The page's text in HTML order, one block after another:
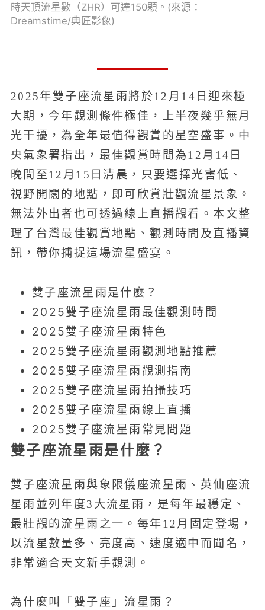
時天頂流星數（ZHR）可達150顆。(來源：
Dreamstime/典匠影像)
2025年雙子座流星雨將於12月14日迎來極
大期，今年觀測條件極佳，上半夜幾乎無月
光干擾，為全年最值得觀賞的星空盛事。中
央氣象署指出，最佳觀賞時間為12月14日
晚間至12月15日清晨，只要選擇光害低、
視野開闊的地點，即可欣賞壯觀流星景象。
無法外出者也可透過線上直播觀看。本文整
理了台灣最佳觀賞地點、觀測時間及直播資
訊，帶你捕捉這場流星盛宴。
雙子座流星雨是什麼？
2025雙子座流星雨最佳觀測時間
2025雙子座流星雨特色
2025雙子座流星雨觀測地點推薦
2025雙子座流星雨觀測指南
2025雙子座流星雨拍攝技巧
2025雙子座流星雨線上直播
2025雙子座流星雨常見問題
雙子座流星雨是什麼？
雙子座流星雨與象限儀座流星雨、英仙座流
星雨並列年度3大流星雨，是每年最穩定、
最壯觀的流星雨之一。每年12月固定登場，
以流星數量多、亮度高、速度適中而聞名，
非常適合天文新手觀測。
為什麼叫「雙子座」流星雨？